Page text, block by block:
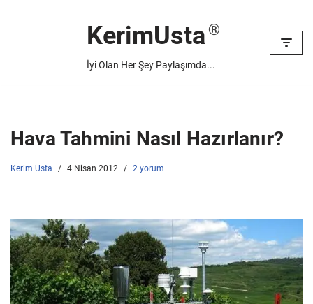
KerimUsta
İyi Olan Her Şey Paylaşımda...
Hava Tahmini Nasıl Hazırlanır?
Kerim Usta 4 Nisan 2012 2 yorum